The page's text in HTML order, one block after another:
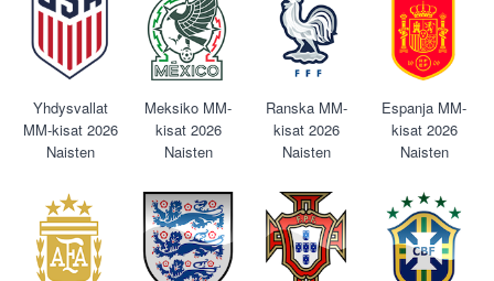
Yhdysvallat
MM-kisat 2026
Naisten
Meksiko MM-
kisat 2026
Naisten
Ranska MM-
kisat 2026
Naisten
Espanja MM-
kisat 2026
Naisten